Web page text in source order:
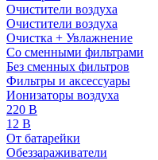
Очистители воздуха
Очистители воздуха
Очистка + Увлажнение
Cо сменными фильтрами
Без сменных фильтров
Фильтры и аксессуары
Ионизаторы воздуха
220 В
12 В
От батарейки
Обеззараживатели